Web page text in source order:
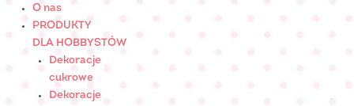
content
O nas
PRODUKTY
DLA HOBBYSTÓW
Dekoracje
cukrowe
Dekoracje
ilość
Serduszko
ażurowe
kwiatkiem